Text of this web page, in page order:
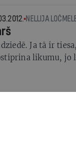
NELLIJA
Ja tā ir
likumu, jo